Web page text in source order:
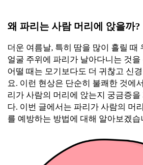
왜 파리는 사람 머리에 앉을까?
더운 여름날, 특히 땀을 많이 흘릴 때
얼굴 주위에 파리가 날아다니는 것
어떨 때는 모기보다도 더 귀찮고 신
요. 이런 현상은 단순히 불쾌한 것에
리가 사람의 머리에 앉는지 궁금증을
다. 이번 글에서는 파리가 사람의 머
를 예방하는 방법에 대해 알아보겠습